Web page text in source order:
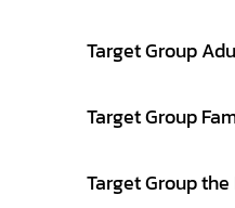
Target Group
Target Group
Target Group